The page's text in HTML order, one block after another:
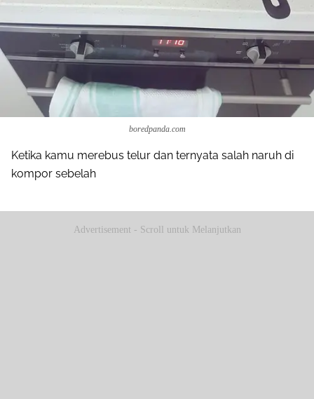
boredpanda.com
Ketika kamu merebus telur dan ternyata salah naruh di
kompor sebelah
Advertisement - Scroll untuk Melanjutkan